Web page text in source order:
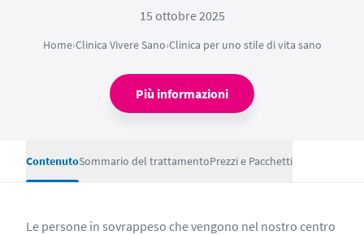
15 ottobre 2025
Home›Clinica Vivere Sano›Clinica per uno stile di vita sano
Più informazioni
ContenutoSommario del trattamentoPrezzi e Pacchetti
Le persone in sovrappeso che vengono nel nostro centro